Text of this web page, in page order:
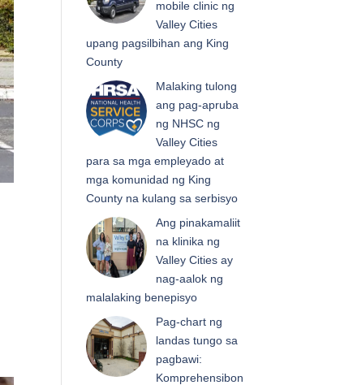
mobile clinic ng
Valley Cities
upang pagsilbihan ang King
County
Malaking tulong
ang pag-apruba
ng NHSC ng
Valley Cities
para sa mga empleyado at
mga komunidad ng King
County na kulang sa serbisyo
Ang pinakamaliit
na klinika ng
Valley Cities ay
nag-aalok ng
malalaking benepisyo
Pag-chart ng
landas tungo sa
pagbawi:
Komprehensibon